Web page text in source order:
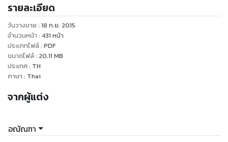
เพียงแต่สาวสวยที่ยืนอยู่ตรงหน้าเขาขณะนี้เป็นดาราดังและสวย
หยาดเยิ้มจนแทบจะละสายตาจากไม่ได้ ต่างกับยัยอ้วนคนนั้นอย่าง
ฟ้ากับเหว
"ผมคงเข้าใจผิด แต่ก็จะยินดีมากหากคุณจะให้เกียรติผมด้วยการ
ไปทานอาหารค่ำกับผมสักมื้อ"
"ขอบคุณนะคะ แต่ต้องขอประทานโทษที พอดีดิฉันไม่นิยมพวกลูก
เลย ขอตัวก่อนนะคะ"
รายละเอียด
วันวางขาย : 18 ก.ย. 2015
จำนวนหน้า : 431 หน้า
ประเภทไฟล์: PDF
ขนาดไฟล์: 20.11 MB
ประเทศ: TH
ภาษา : Thai
จากผู้แต่ง
อณัณฑา